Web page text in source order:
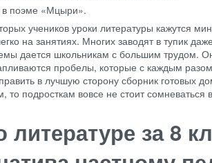
поэме «Мцыри».
учеников уроки литературы кажутся
на занятиях. Многих заводят в тупик
дается школьникам с большим трудом.
пробелы, которые с каждым
в лучшую сторону сборник готовых
то подросткам вовсе не стоит
литературе за 8